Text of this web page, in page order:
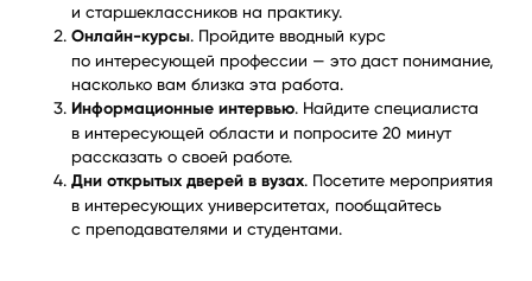
и старшеклассников на практику.
Онлайн-курсы. Пройдите вводный курс
по интересующей профессии — это даст понимание,
насколько вам близка эта работа.
Информационные интервью. Найдите специалиста
в интересующей области и попросите 20 минут
рассказать о своей работе.
Дни открытых дверей в вузах. Посетите мероприятия
в интересующих университетах, пообщайтесь
с преподавателями и студентами.